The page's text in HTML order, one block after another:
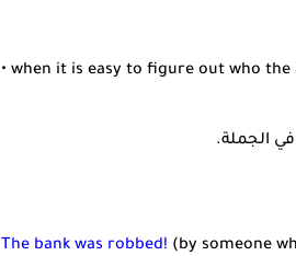
• when it is easy to figure out who the
الجملة.
The bank was robbed! (by someone